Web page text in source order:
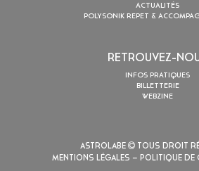
ACTUALITÉS
POLYSONIK REPET &
RETROUVEZ-
INFOS PRATIQUES
BILLETTERIE
WEBZINE
ASTROLABE
TOUS DROIT
MENTIONS LÉGALES – POLITIQUE DE